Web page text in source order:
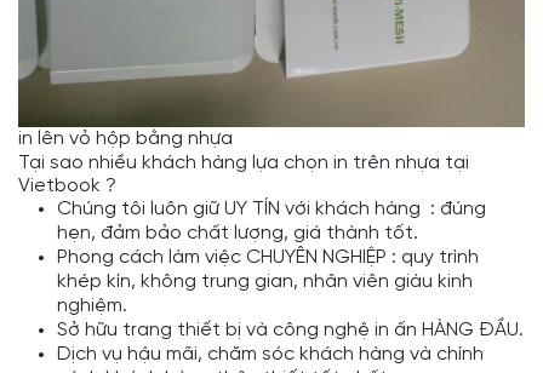
in lên vỏ hộp bằng nhựa
Tại sao nhiều khách hàng lựa chọn in trên nhựa tại
Vietbook ?
Chúng tôi luôn giữ UY TÍN với khách hàng : đúng
hẹn, đảm bảo chất lượng, giá thành tốt.
Phong cách làm việc CHUYÊN NGHIỆP : quy trình
khép kín, không trung gian, nhân viên giàu kinh
nghiệm.
Sở hữu trang thiết bị và công nghệ in ấn HÀNG ĐẦU.
Dịch vụ hậu mãi, chăm sóc khách hàng và chính